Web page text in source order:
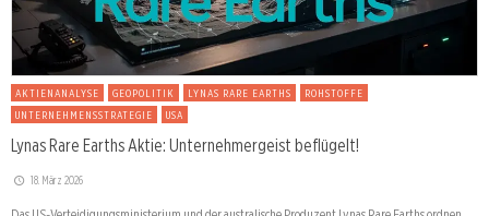
AKTIENANALYSE GEOPOLITIK LYNAS RARE EARTHS
ROHSTOFFE
UNTERNEHMENSSTRATEGIE
USA
Lynas Rare Earths Aktie: Unternehmergeist beflügelt!
18. März 2026